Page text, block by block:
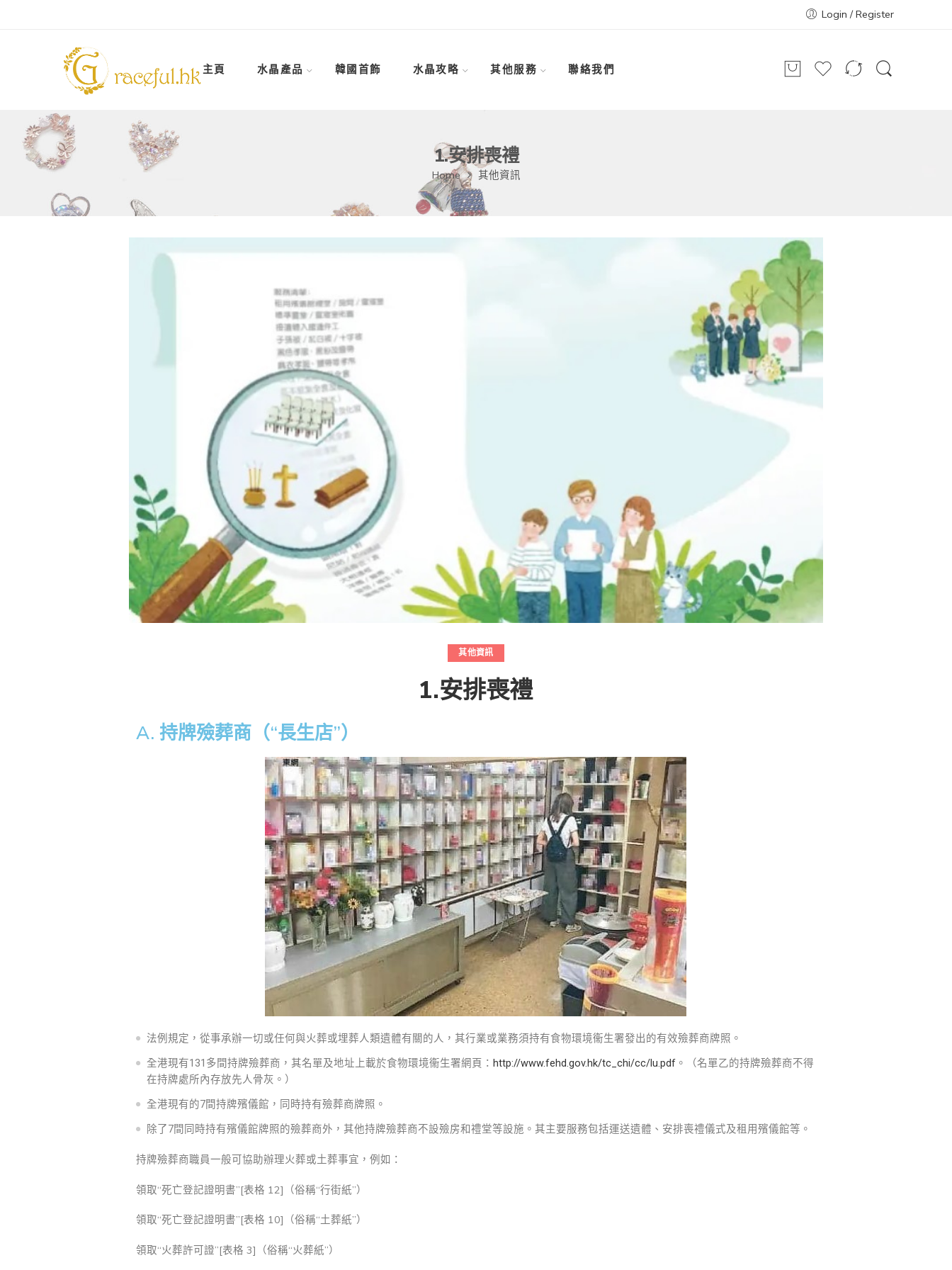
Login / Register
主頁 水晶產品 韓國首飾 水晶攻略 其他服務 聯絡我們
1.安排喪禮
Home 其他資訊
其他資訊
1.安排喪禮
A. 持牌殮葬商（“長生店”）
法例規定，從事承辦一切或任何與火葬或埋葬人類遺體有關的人，其行業或業務須持有食物環境衞生署發出的有效殮葬商牌照。
全港現有131多間持牌殮葬商，其名單及地址上載於食物環境衞生署網頁： http://www.fehd.gov.hk/tc_chi/cc/lu.pdf。（名單乙的持牌殮葬商不得
在持牌處所內存放先人骨灰。）
全港現有的7間持牌殯儀館，同時持有殮葬商牌照。
除了7間同時持有殯儀館牌照的殮葬商外，其他持牌殮葬商不設殮房和禮堂等設施。其主要服務包括運送遺體、安排喪禮儀式及租用殯儀館等。
持牌殮葬商職員一般可協助辦理火葬或土葬事宜，例如：
領取“死亡登記證明書”[表格 12]（俗稱“行街紙”）
領取“死亡登記證明書”[表格 10]（俗稱“土葬紙”）
領取“火葬許可證”[表格 3]（俗稱“火葬紙”）